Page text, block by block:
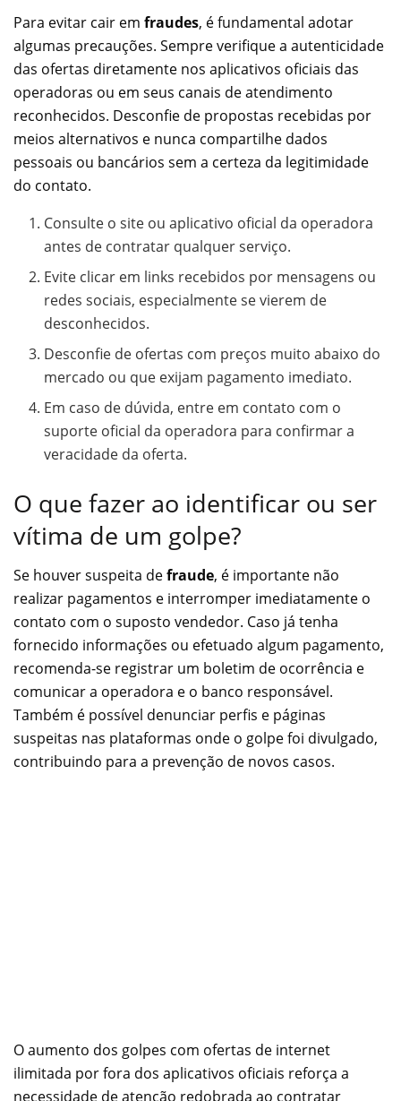
Para evitar cair em fraudes, é fundamental adotar
algumas precauções. Sempre verifique a autenticidade
das ofertas diretamente nos aplicativos oficiais das
operadoras ou em seus canais de atendimento
reconhecidos. Desconfie de propostas recebidas por
meios alternativos e nunca compartilhe dados
pessoais ou bancários sem a certeza da legitimidade
do contato.
Consulte o site ou aplicativo oficial da operadora
antes de contratar qualquer serviço.
Evite clicar em links recebidos por mensagens ou
redes sociais, especialmente se vierem de
desconhecidos.
Desconfie de ofertas com preços muito abaixo do
mercado ou que exijam pagamento imediato.
Em caso de dúvida, entre em contato com o
suporte oficial da operadora para confirmar a
veracidade da oferta.
O que fazer ao identificar ou ser
vítima de um golpe?
Se houver suspeita defraude, é importante não
realizar pagamentos e interromper imediatamente o
contato com o suposto vendedor. Caso já tenha
fornecido informações ou efetuado algum pagamento,
recomenda-se registrar um boletim de ocorrência e
comunicar a operadora e o banco responsável.
Também é possível denunciar perfis e páginas
suspeitas nas plataformas onde o golpe foi divulgado,
contribuindo para a prevenção de novos casos.
O aumento dos golpes com ofertas de internet
ilimitada por fora dos aplicativos oficiais reforça a
necessidade de atenção redobrada ao contratar